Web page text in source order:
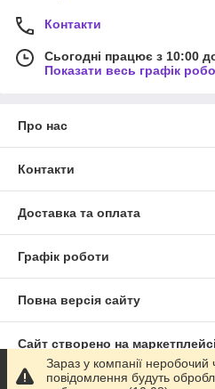
Контакти
Сьогодні працює з 10:00
Показати весь графік
Про нас
Контакти
Доставка та оплата
Графік роботи
Повна версія сайту
Сайт створено на маркетплейсі
Зараз у компанії
повідомлення будуть